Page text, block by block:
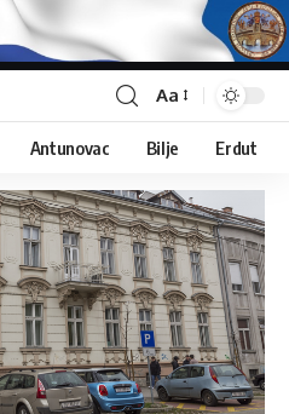
Aa
Antunovac Bilje Erdut